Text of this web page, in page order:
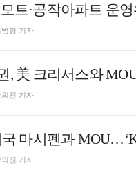
트·공작아파트 운
범형 기자
, 美 크리서스와
의진 기자
마시펜과
의진 기자